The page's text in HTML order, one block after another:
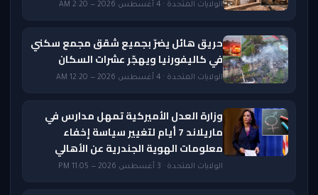
الولايات المتحدة · 4 أغسطس 2026 — 2:20 AM
حريق هائل يضرّ بجميع شقق مجمع سكني
في كاليفورنيا ويهجّر عشرات السكان
الولايات المتحدة · 4 أغسطس 2026 — 12:20 AM
وزارة العدل الأميركية تمهل مدارس في
ماريلاند 7 أيام لتغيير سياسة إخفاء
معلومات الهوية الجندرية عن الأهالي
الولايات المتحدة · 3 أغسطس 2026 — 11:05 PM